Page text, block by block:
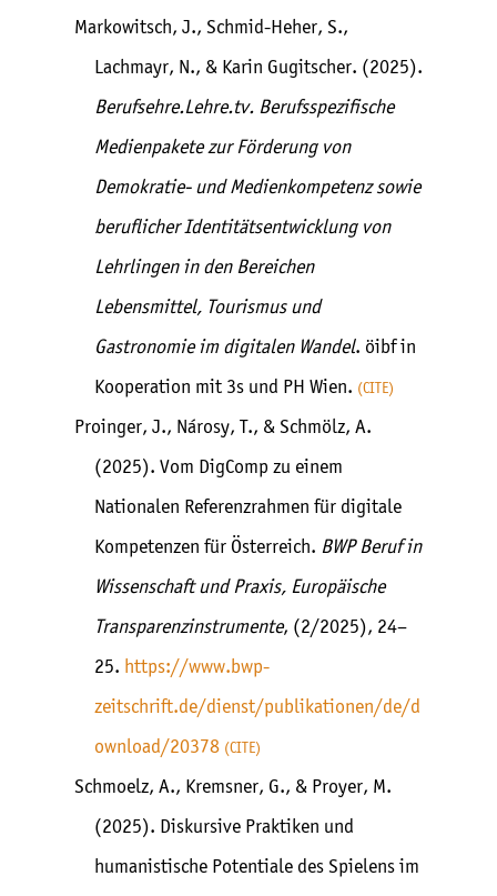
Markowitsch, J., Schmid-Heher, S.,
Lachmayr, N., & Karin Gugitscher. (2025).
Berufsehre.Lehre.tv. Berufsspezifische
Medienpakete zur Förderung von
Demokratie- und Medienkompetenz sowie
beruflicher Identitätsentwicklung von
Lehrlingen in den Bereichen
Lebensmittel, Tourismus und
Gastronomie im digitalen Wandel. öibf in
Kooperation mit 3s und PH Wien.
CITE
Proinger, J., Nárosy, T., & Schmölz, A.
(2025). Vom DigComp zu einem
Nationalen Referenzrahmen für digitale
Kompetenzen für Österreich. BWP Beruf in
Wissenschaft und Praxis, Europäische
Transparenzinstrumente, (2/2025), 24–
25. https://www.bwp-
zeitschrift.de/dienst/publikationen/de/d
ownload/20378
CITE
Schmoelz, A., Kremsner, G., & Proyer, M.
(2025). Diskursive Praktiken und
humanistische Potentiale des Spielens im